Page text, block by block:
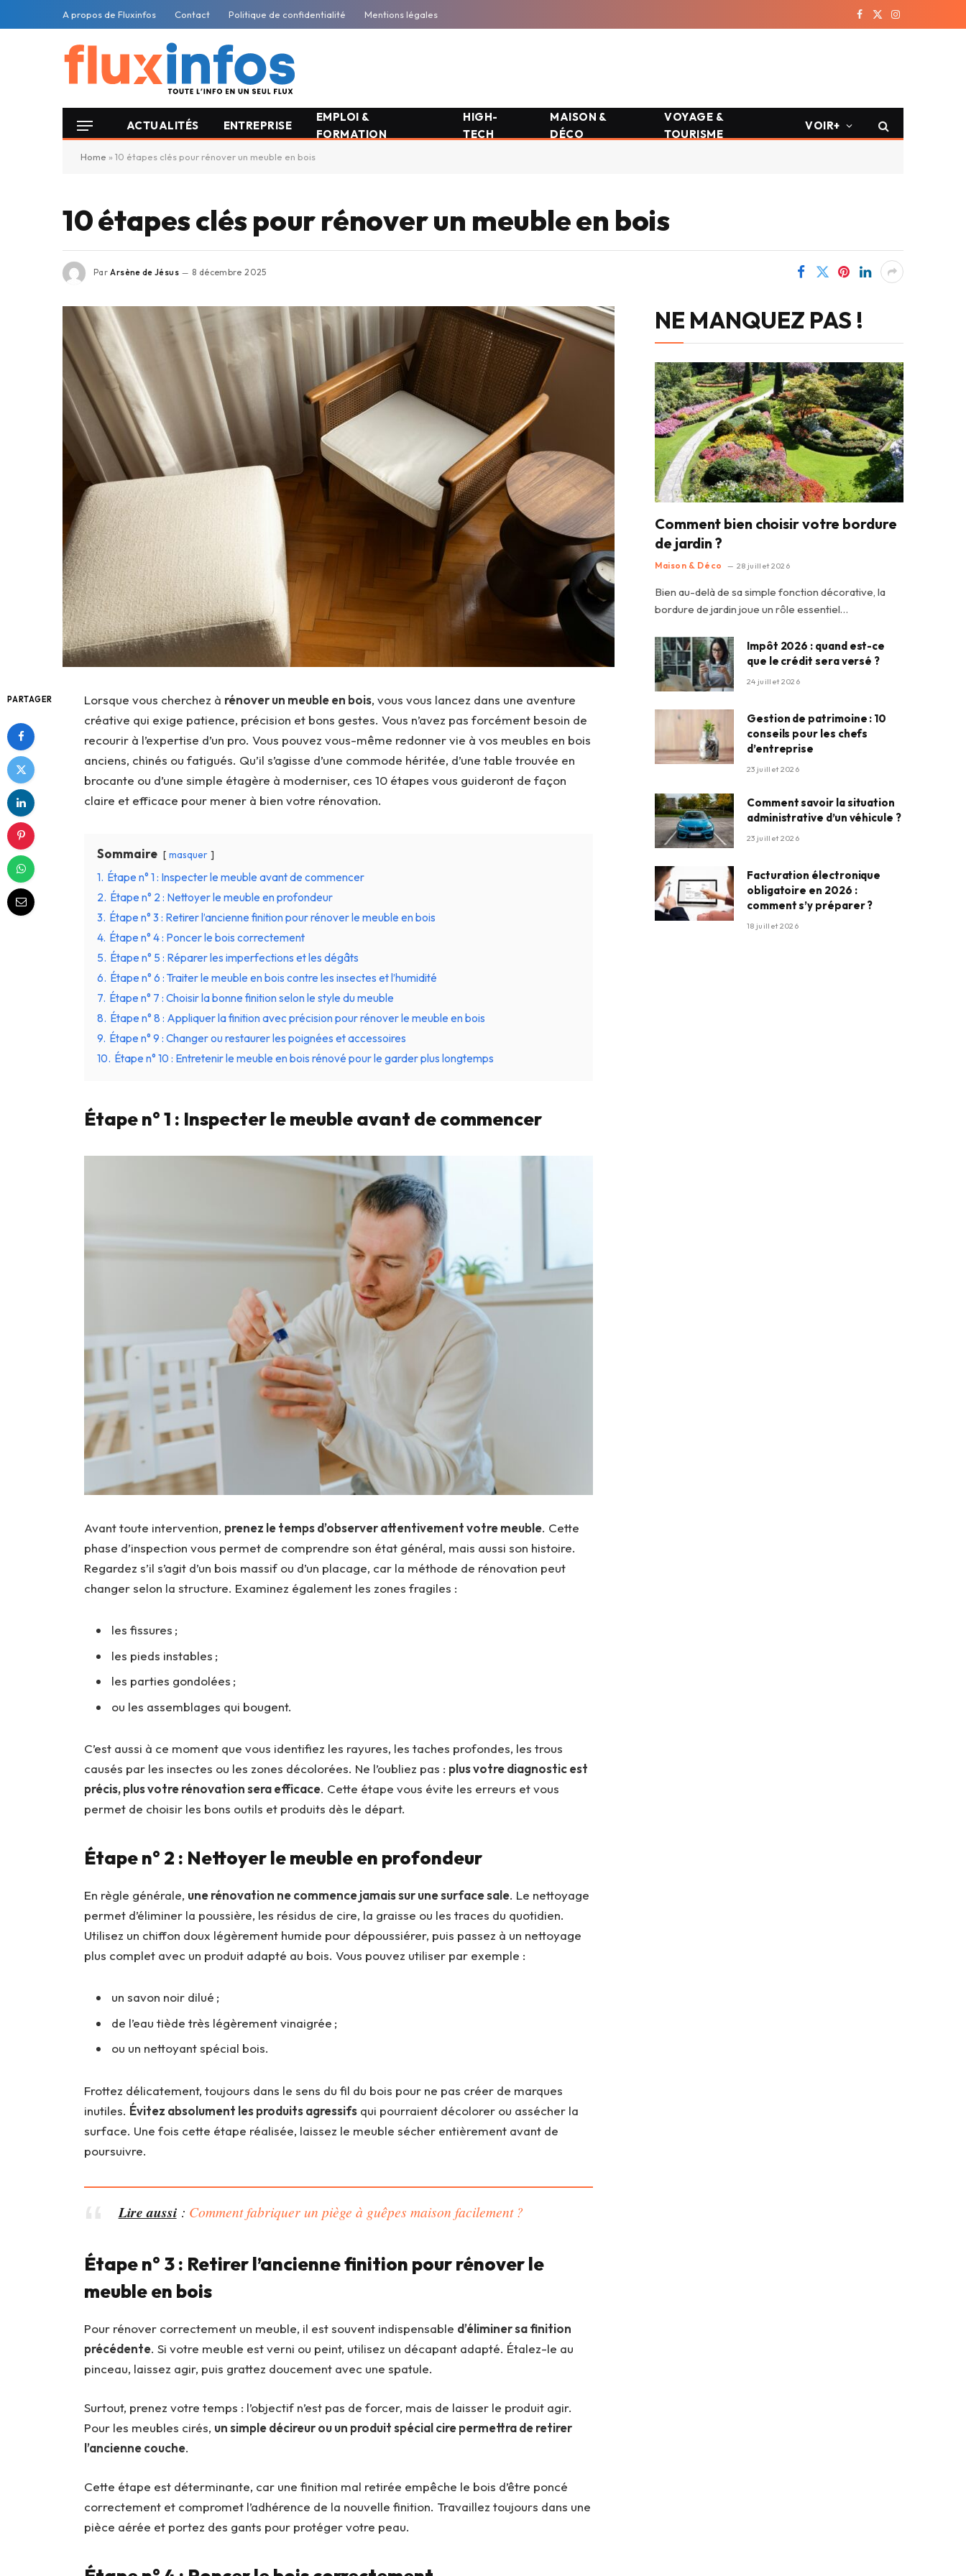
A propos de Fluxinfos Contact Politique de confidentialité Mentions légales Facebook
X
Instagram
ACTUALITÉS ENTREPRISE
EMPLOI &
FORMATION
HIGH-
TECH
MAISON &
DÉCO
VOYAGE &
TOURISME
VOIR+
Home » 10 étapes clés pour rénover un meuble en bois
10 étapes clés pour rénover un meuble en bois
Par Arsène de Jésus 8 décembre 2025
PARTAGER Lorsque vous cherchez à rénover un meuble en bois, vous vous lancez dans une aventure
créative qui exige patience, précision et bons gestes. Vous n’avez pas forcément besoin de
recourir à l’expertise d’un pro. Vous pouvez vous-même redonner vie à vos meubles en bois
anciens, chinés ou fatigués. Qu’il s’agisse d’une commode héritée, d’une table trouvée en
brocante ou d’une simple étagère à moderniser, ces 10 étapes vous guideront de façon
claire et efficace pour mener à bien votre rénovation.
Sommaire masquer
1. Étape n° 1 : Inspecter le meuble avant de commencer
2. Étape n° 2 : Nettoyer le meuble en profondeur
3. Étape n° 3 : Retirer l’ancienne finition pour rénover le meuble en bois
4. Étape n° 4 : Poncer le bois correctement
5. Étape n° 5 : Réparer les imperfections et les dégâts
6. Étape n° 6 : Traiter le meuble en bois contre les insectes et l’humidité
7. Étape n° 7 : Choisir la bonne finition selon le style du meuble
8. Étape n° 8 : Appliquer la finition avec précision pour rénover le meuble en bois
9. Étape n° 9 : Changer ou restaurer les poignées et accessoires
10. Étape n° 10 : Entretenir le meuble en bois rénové pour le garder plus longtemps
Étape n° 1 : Inspecter le meuble avant de commencer
Avant toute intervention, prenez le temps d’observer attentivement votre meuble. Cette
phase d’inspection vous permet de comprendre son état général, mais aussi son histoire.
Regardez s’il s’agit d’un bois massif ou d’un placage, car la méthode de rénovation peut
changer selon la structure. Examinez également les zones fragiles :
les fissures ;
les pieds instables ;
les parties gondolées ;
ou les assemblages qui bougent.
C’est aussi à ce moment que vous identifiez les rayures, les taches profondes, les trous
causés par les insectes ou les zones décolorées. Ne l’oubliez pas : plus votre diagnostic est
précis, plus votre rénovation sera efficace. Cette étape vous évite les erreurs et vous
permet de choisir les bons outils et produits dès le départ.
Étape n° 2 : Nettoyer le meuble en profondeur
En règle générale, une rénovation ne commence jamais sur une surface sale. Le nettoyage
permet d’éliminer la poussière, les résidus de cire, la graisse ou les traces du quotidien.
Utilisez un chiffon doux légèrement humide pour dépoussiérer, puis passez à un nettoyage
plus complet avec un produit adapté au bois. Vous pouvez utiliser par exemple :
un savon noir dilué ;
de l’eau tiède très légèrement vinaigrée ;
ou un nettoyant spécial bois.
Frottez délicatement, toujours dans le sens du fil du bois pour ne pas créer de marques
inutiles. Évitez absolument les produits agressifs qui pourraient décolorer ou assécher la
surface. Une fois cette étape réalisée, laissez le meuble sécher entièrement avant de
poursuivre.
Lire aussi: Comment fabriquer un piège à guêpes maison facilement ?
Étape n° 3 : Retirer l’ancienne finition pour rénover le
meuble en bois
Pour rénover correctement un meuble, il est souvent indispensable d’éliminer sa finition
précédente. Si votre meuble est verni ou peint, utilisez un décapant adapté. Étalez-le au
pinceau, laissez agir, puis grattez doucement avec une spatule.
Surtout, prenez votre temps : l’objectif n’est pas de forcer, mais de laisser le produit agir.
Pour les meubles cirés, un simple décireur ou un produit spécial cire permettra de retirer
l’ancienne couche.
Cette étape est déterminante, car une finition mal retirée empêche le bois d’être poncé
correctement et compromet l’adhérence de la nouvelle finition. Travaillez toujours dans une
pièce aérée et portez des gants pour protéger votre peau.
NE MANQUEZ PAS !
Comment bien choisir votre bordure
de jardin ?
Maison & Déco 28 juillet 2026
Bien au-delà de sa simple fonction décorative, la
bordure de jardin joue un rôle essentiel…
Impôt 2026 : quand est-ce
que le crédit sera versé ?
24 juillet 2026
Gestion de patrimoine : 10
conseils pour les chefs
d’entreprise
23 juillet 2026
Comment savoir la situation
administrative d’un véhicule ?
23 juillet 2026
Facturation électronique
obligatoire en 2026 :
comment s’y préparer ?
18 juillet 2026